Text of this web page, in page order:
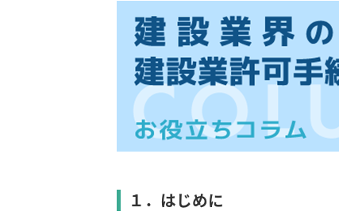
１．はじめに